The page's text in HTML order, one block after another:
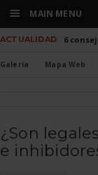
ACTUALIDAD 6
Galería Mapa Web
¿Son
e
☰ MAIN MENU